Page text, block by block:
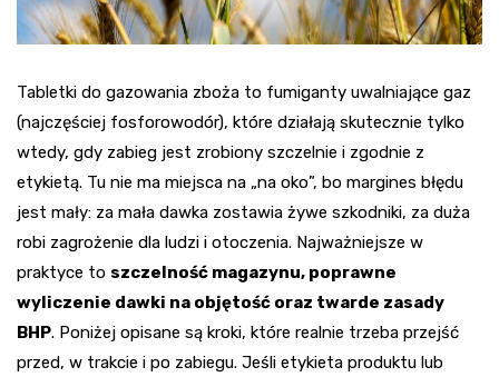
Tabletki do gazowania zboża to fumiganty uwalniające gaz
(najczęściej fosforowodór), które działają skutecznie tylko
wtedy, gdy zabieg jest zrobiony szczelnie i zgodnie z
etykietą. Tu nie ma miejsca na „na oko”, bo margines błędu
jest mały: za mała dawka zostawia żywe szkodniki, za duża
robi zagrożenie dla ludzi i otoczenia. Najważniejsze w
praktyce to szczelność magazynu, poprawne
wyliczenie dawki na objętość oraz twarde zasady
BHP. Poniżej opisane są kroki, które realnie trzeba przejść
przed, w trakcie i po zabiegu. Jeśli etykieta produktu lub